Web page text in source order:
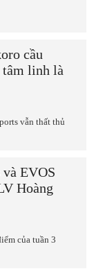
cầu
tâm linh là
vẫn thất thủ
EVOS
Hoàng
của tuần 3